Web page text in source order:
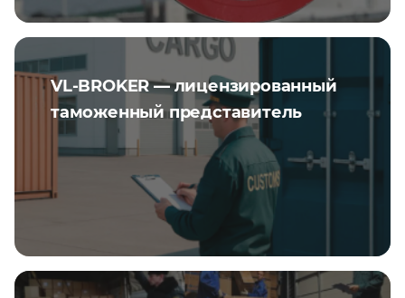
VL-BROKER — лицензированный
таможенный представитель